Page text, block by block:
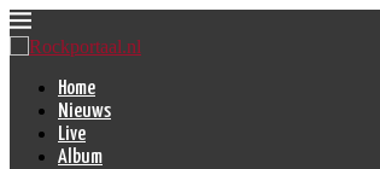
Home
Nieuws
Live
Album